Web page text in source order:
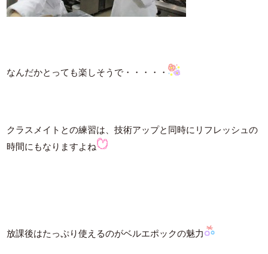
なんだかとっても楽しそうで・・・・・
クラスメイトとの練習は、技術アップと同時にリフレッシュの
時間にもなりますよね
放課後はたっぷり使えるのがベルエポックの魅力